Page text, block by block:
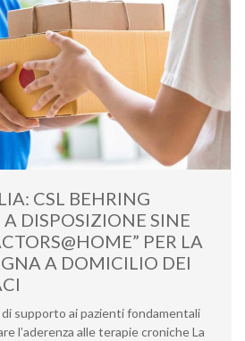
CSL BEHRING
DISPOSIZIONE SINE
PER LA
A DOMICILIO DEI
di supporto ai pazienti fondamentali
l’aderenza alle terapie croniche La